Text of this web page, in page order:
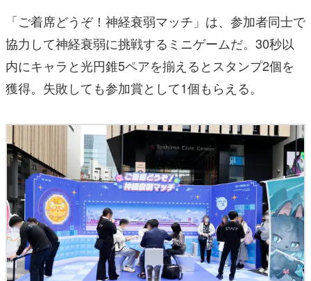
「ご着席どうぞ！神経衰弱マッチ」は、参加者同士で
協力して神経衰弱に挑戦するミニゲームだ。30秒以
内にキャラと光円錐5ペアを揃えるとスタンプ2個を
獲得。失敗しても参加賞として1個もらえる。